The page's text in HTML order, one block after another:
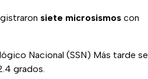
siete microsismos con
Nacional (SSN) Más tarde se
grados.